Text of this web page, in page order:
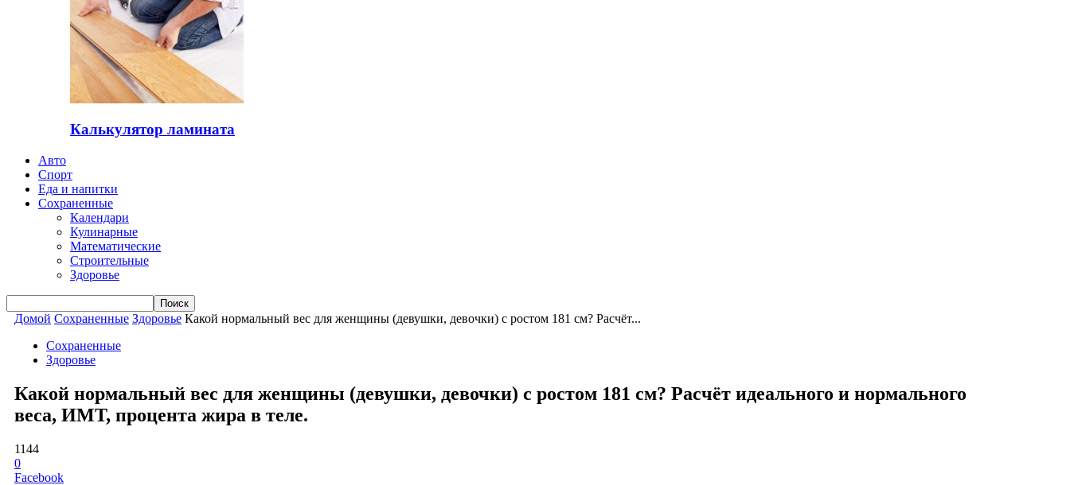
Калькулятор ламината
Авто
Спорт
Еда и напитки
Сохраненные
Календари
Кулинарные
Математические
Строительные
Здоровье
Домой Сохраненные Здоровье Какой нормальный вес для женщины (девушки, девочки) с ростом 181 см? Расчёт...
Сохраненные
Здоровье
Какой нормальный вес для женщины (девушки, девочки) с ростом 181 см? Расчёт идеального и нормального
веса, ИМТ, процента жира в теле.
1144
0
Facebook